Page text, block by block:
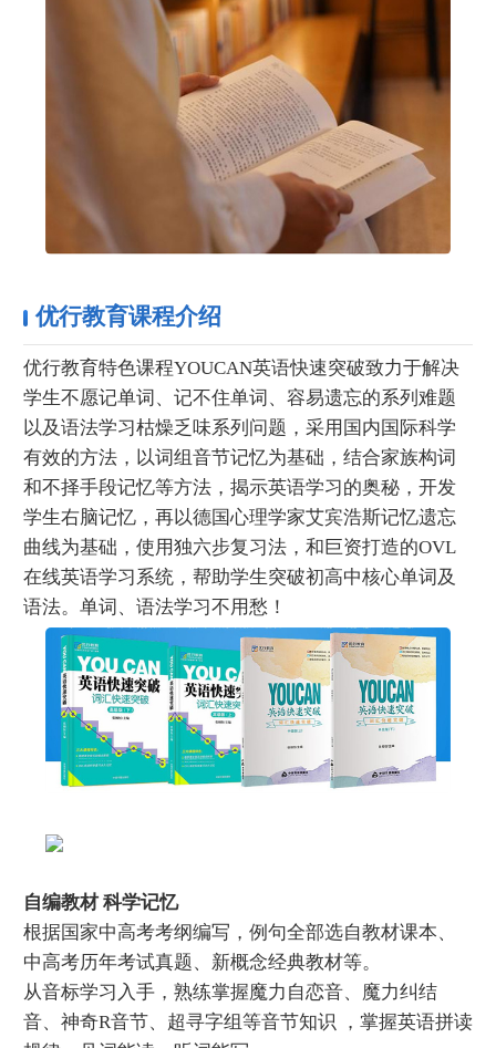
优行教育课程介绍
优行教育特色课程YOUCAN英语快速突破致力于解决
学生不愿记单词、记不住单词、容易遗忘的系列难题
以及语法学习枯燥乏味系列问题，采用国内国际科学
有效的方法，以词组音节记忆为基础，结合家族构词
和不择手段记忆等方法，揭示英语学习的奥秘，开发
学生右脑记忆，再以德国心理学家艾宾浩斯记忆遗忘
曲线为基础，使用独六步复习法，和巨资打造的OVL
在线英语学习系统，帮助学生突破初高中核心单词及
语法。单词、语法学习不用愁！
自编教材 科学记忆
根据国家中高考考纲编写，例句全部选自教材课本、
中高考历年考试真题、新概念经典教材等。
从音标学习入手，熟练掌握魔力自恋音、魔力纠结
音、神奇R音节、超寻字组等音节知识 ，掌握英语拼读